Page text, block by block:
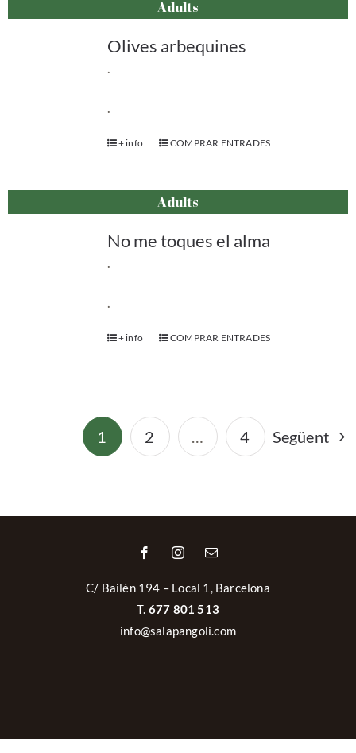
Adults
Olives arbequines
.
.
+ info COMPRAR ENTRADES
Adults
No me toques el alma
.
.
+ info COMPRAR ENTRADES
1 2 … 4 Següent
C/ Bailén 194 – Local 1, Barcelona
T. 677 801 513
info@salapangoli.com